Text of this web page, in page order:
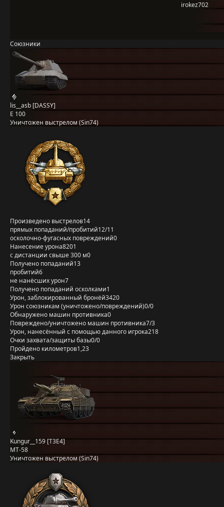
irokez702
Союзники
lis__asb [DASSY]
E 100
Уничтожен выстрелом (Sin74)
Произведено выстрелов14
прямых попаданий/пробитий12/11
осколочно-фугасных повреждений0
Нанесение урона8201
с дистанции свыше 300 м0
Получено попаданий13
пробитий6
не нанёсших урон7
Получено попаданий осколками1
Урон, заблокированный бронёй3420
Урон союзникам (уничтожено/повреждений)0/0
Обнаружено машин противника0
Повреждено/уничтожено машин противника7/3
Урон, нанесённый с помощью данного игрока218
Очки захвата/защиты базы0/0
Пройдено километров1,23
Закрыть
Kungur__159 [T3E4]
MT-58
Уничтожен выстрелом (Sin74)